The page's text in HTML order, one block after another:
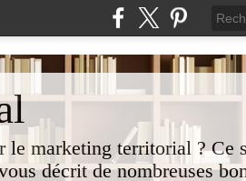
le marketing territorial ? Ce
décrit de nombreuses